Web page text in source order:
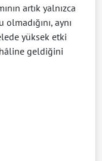
artık yalnızca
aynı
yüksek etki
geldiğini